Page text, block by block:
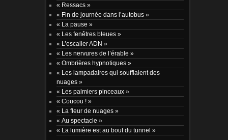
« Ressacs »
« Fin de journée dans l’autobus »
« La pause »
« Les fenêtres bleues »
« L’escalier ADN »
« Les nervures de l’érable »
« Ombrières hypnotiques »
« Les lampadaires qui soufflaient des
nuages »
« Les palmiers pinceaux »
« Coucou ! »
« La fleur de nuages »
« Au spectacle »
« La lumière est au bout du tunnel »